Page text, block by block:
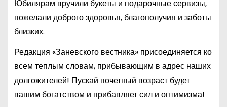
Юбилярам вручили букеты и подарочные сервизы,
пожелали доброго здоровья, благополучия и заботы
близких.
Редакция «Заневского вестника» присоединяется ко
всем теплым словам, прибывающим в адрес наших
долгожителей! Пускай почетный возраст будет
вашим богатством и прибавляет сил и оптимизма!